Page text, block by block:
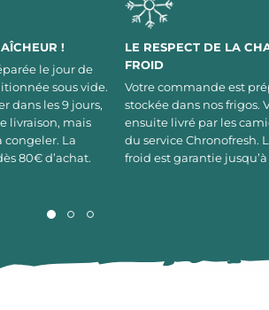
!
le jour de
sous vide.
dans les 9 jours,
livraison, mais
congeler. La
80€ d’achat.
LE RESPECT DE LA
FROID
Votre commande est
stockée dans nos frigos.
ensuite livré par les
du service Chronofresh.
froid est garantie